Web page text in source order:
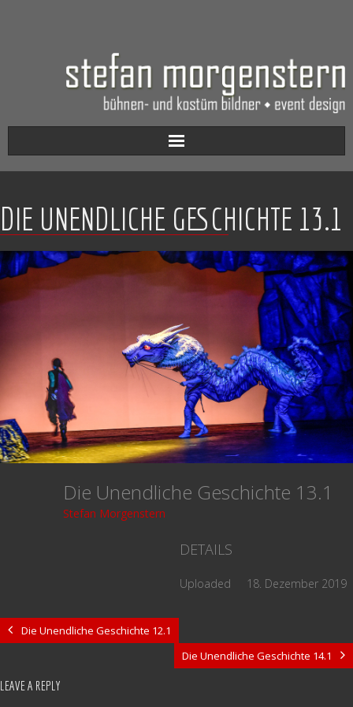
Aktuell
Werkverzeichnis
Biografie
Kontakt
DIE UNENDLICHE GESCHICHTE 13.1
Die Unendliche Geschichte 13.1
Stefan Morgenstern
DETAILS
Uploaded 18. Dezember 2019
Die Unendliche Geschichte 12.1
Die Unendliche Geschichte 14.1
LEAVE A REPLY